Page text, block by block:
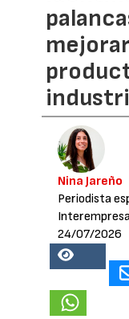
Nina Jareño
Periodista
24/07/2026
19816